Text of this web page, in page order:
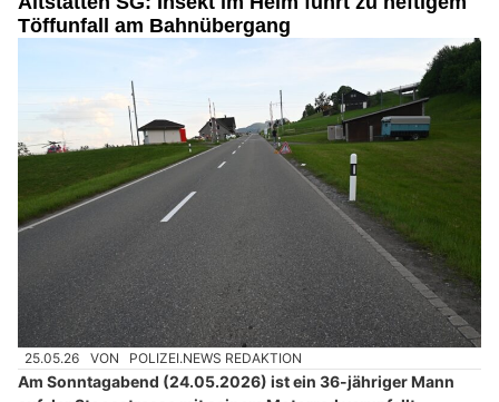
Töffunfall am Bahnübergang
25.05.26 VON POLIZEI.NEWS REDAKTION
Am Sonntagabend (24.05.2026) ist ein 36-jähriger Mann